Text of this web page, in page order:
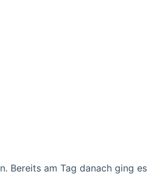
Bereits am Tag danach ging es